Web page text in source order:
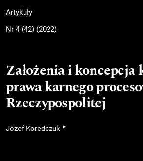
Artykuły
Nr 4 (42) (2022)
Założenia i
prawa karnego
Rzeczypospolitej
Józef Koredczuk ▸